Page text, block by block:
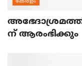
ന് ആരംഭിക്കും